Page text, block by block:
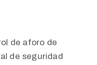
de aforo de
de seguridad